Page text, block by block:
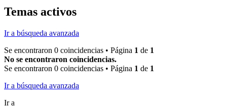
Temas activos
Ir a búsqueda avanzada
Se encontraron 0 coincidencias • Página 1 de 1
No se encontraron coincidencias.
Se encontraron 0 coincidencias • Página 1 de 1
Ir a búsqueda avanzada
Ir a